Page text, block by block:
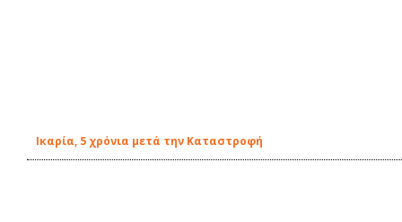
Ικαρία, 5 χρόνια μετά την Καταστροφή